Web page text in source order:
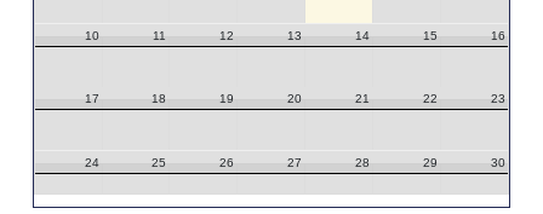
10 11 12 13 14 15 16
17 18 19 20 21 22 23
24 25 26 27 28 29 30